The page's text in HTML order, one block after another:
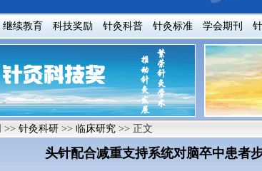
继续教育 科技奖励 针灸科普 针灸标准 学会期刊
>> 针灸科研 >> 临床研究 >> 正文
头针配合减重支持系统对脑卒中患者